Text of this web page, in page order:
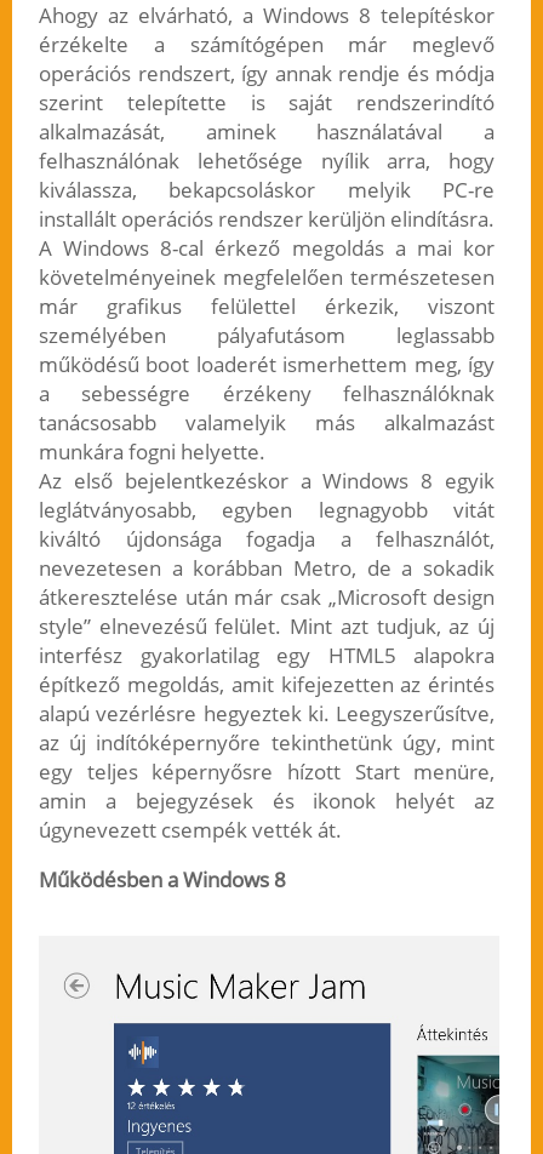
Ahogy az elvárható, a Windows 8 telepítéskor
érzékelte a számítógépen már meglevő
operációs rendszert, így annak rendje és módja
szerint telepítette is saját rendszerindító
alkalmazását, aminek használatával a
felhasználónak lehetősége nyílik arra, hogy
kiválassza, bekapcsoláskor melyik PC-re
installált operációs rendszer kerüljön elindításra.
A Windows 8-cal érkező megoldás a mai kor
követelményeinek megfelelően természetesen
már grafikus felülettel érkezik, viszont
személyében pályafutásom leglassabb
működésű boot loaderét ismerhettem meg, így
a sebességre érzékeny felhasználóknak
tanácsosabb valamelyik más alkalmazást
munkára fogni helyette.
Az első bejelentkezéskor a Windows 8 egyik
leglátványosabb, egyben legnagyobb vitát
kiváltó újdonsága fogadja a felhasználót,
nevezetesen a korábban Metro, de a sokadik
átkeresztelése után már csak „Microsoft design
style” elnevezésű felület. Mint azt tudjuk, az új
interfész gyakorlatilag egy HTML5 alapokra
építkező megoldás, amit kifejezetten az érintés
alapú vezérlésre hegyeztek ki. Leegyszerűsítve,
az új indítóképernyőre tekinthetünk úgy, mint
egy teljes képernyősre hízott Start menüre,
amin a bejegyzések és ikonok helyét az
úgynevezett csempék vették át.
Működésben a Windows 8